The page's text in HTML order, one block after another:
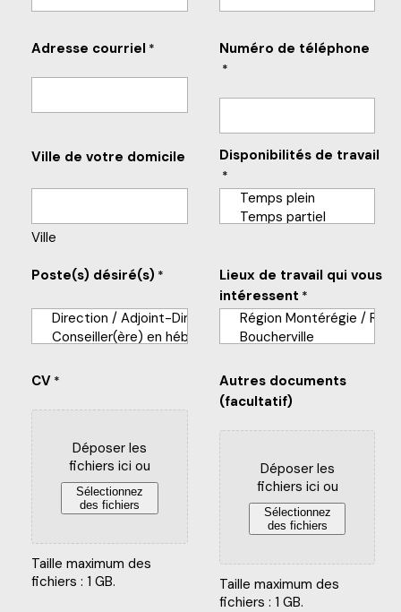
Adresse courriel * Numéro de téléphone
*
Ville de votre domicile
Ville
Disponibilités de travail
*
Poste(s) désiré(s) *
Lieux de travail qui vous
intéressent *
CV *
Déposer les
fichiers ici ou
Sélectionnez
des fichiers
Taille maximum des
fichiers : 1 GB.
Autres documents
(facultatif)
Déposer les
fichiers ici ou
Sélectionnez
des fichiers
Taille maximum des
fichiers : 1 GB.